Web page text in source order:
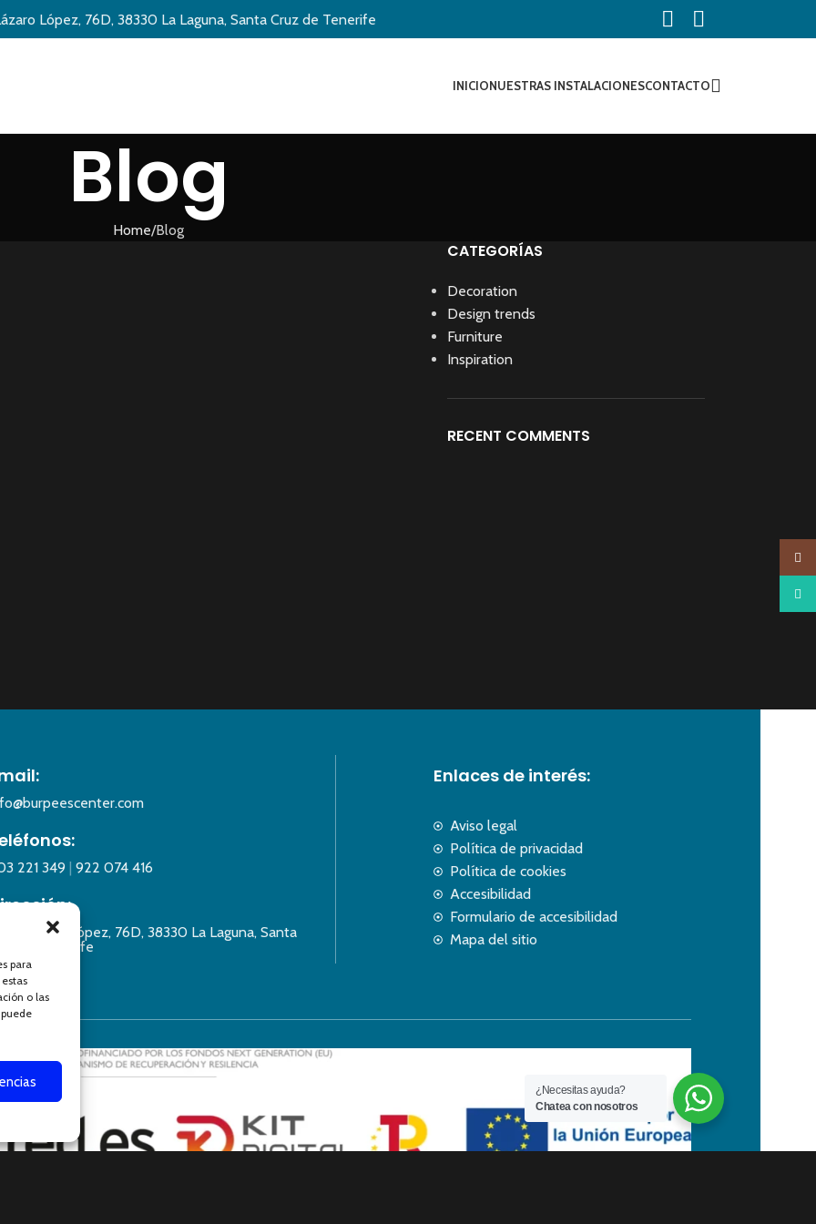
para
o las
López, 76D, 38330 La Laguna, Santa Cruz de Tenerife
INICIONUESTRAS INSTALACIONESCONTACTO
Blog
Home Blog
CATEGORÍAS
Decoration
Design trends
Furniture
Inspiration
RECENT COMMENTS
221 349| 922 074 416
Lázaro López, 76D, 38330 La Laguna, Santa
de Tenerife
Enlaces de interés:
Aviso legal
Política de privacidad
Política de cookies
Accesibilidad
Formulario de accesibilidad
Mapa del sitio
¿Necesitas ayuda?
Chatea con nosotros